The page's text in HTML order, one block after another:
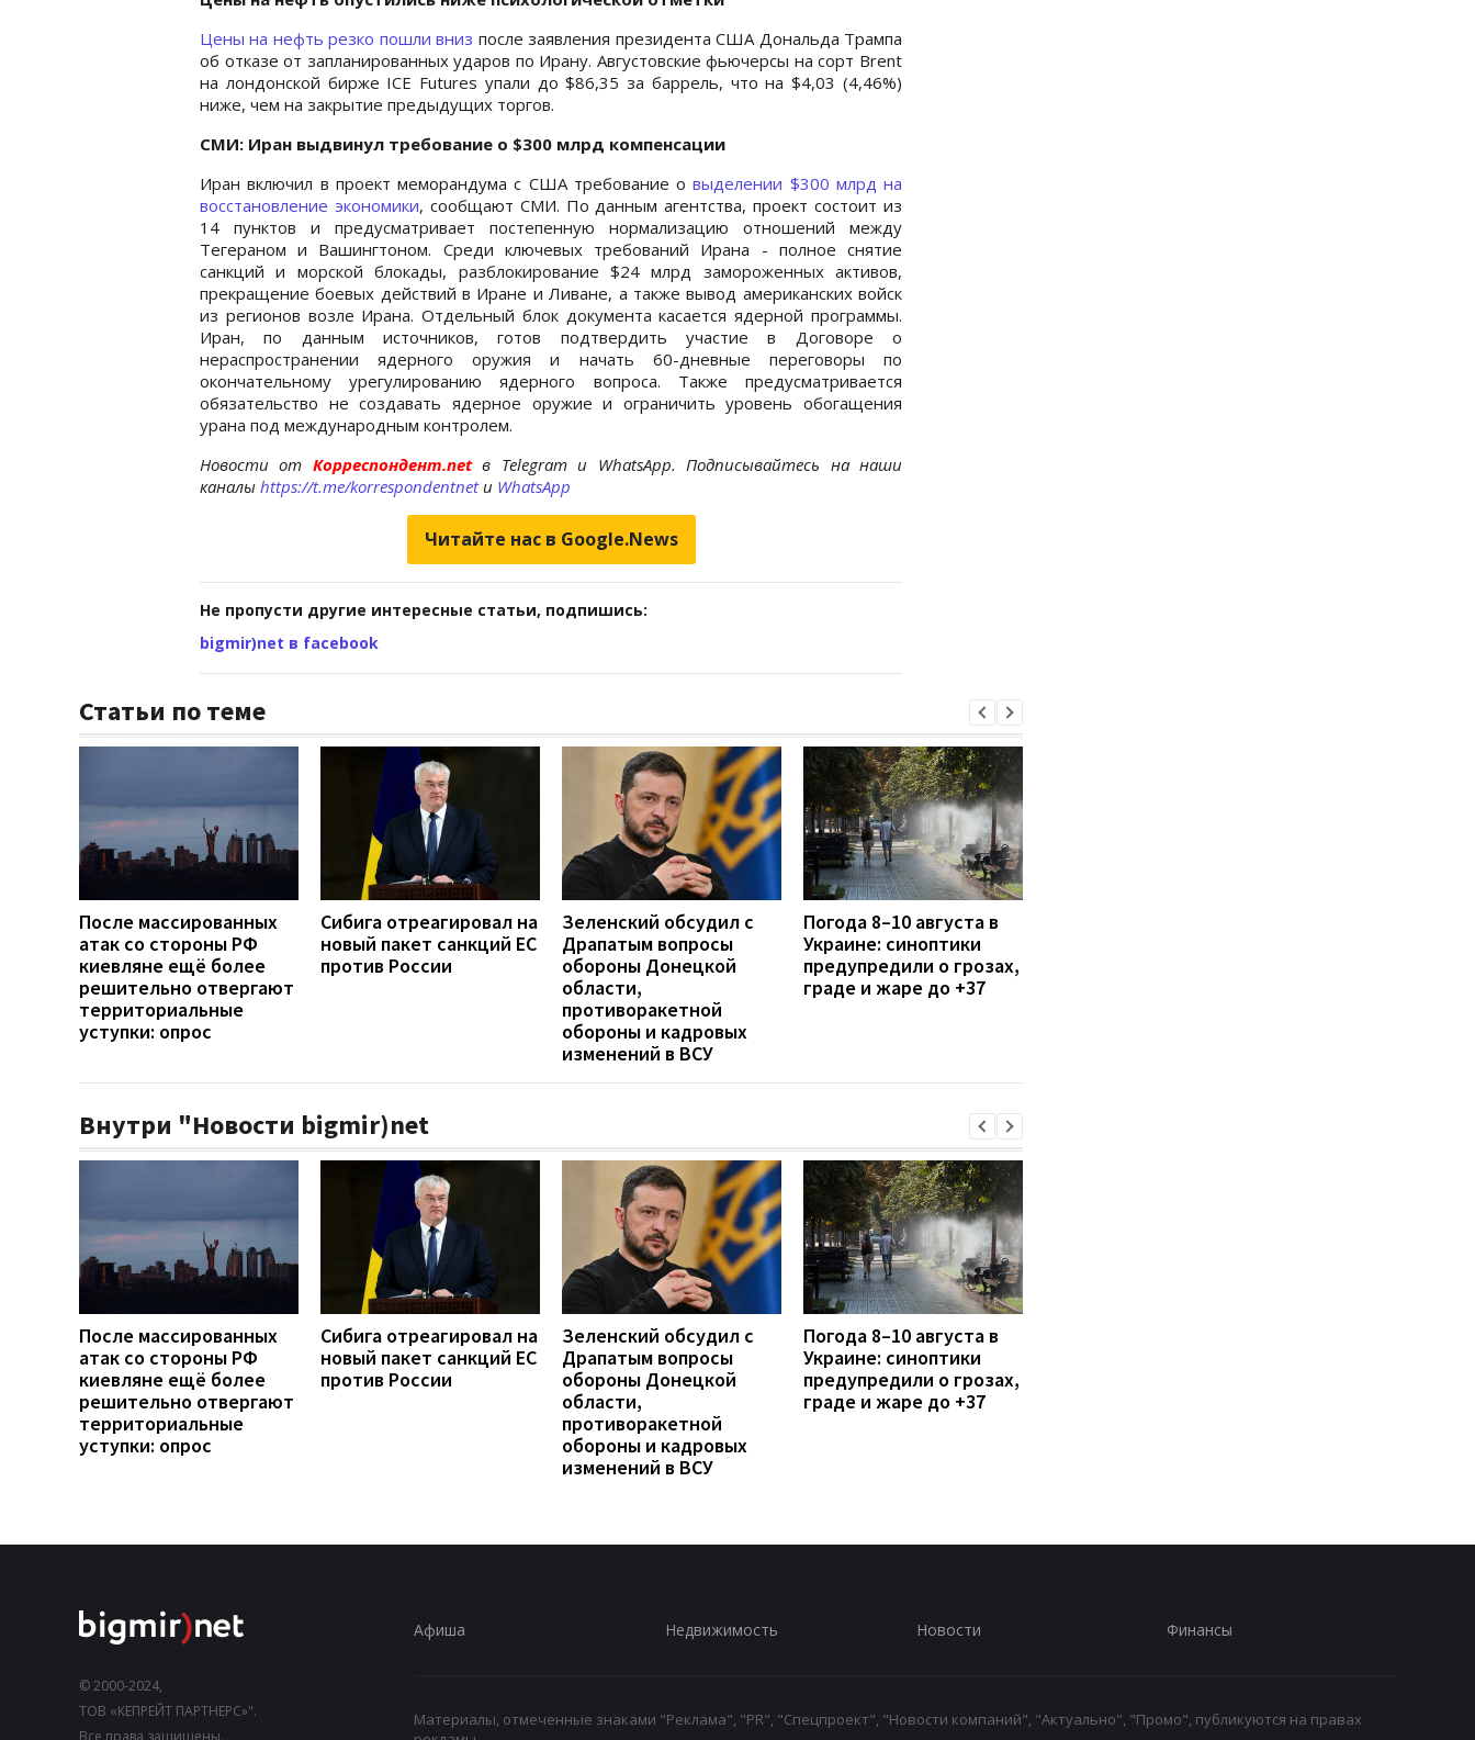
Цены на нефть резко пошли вниз после заявления президента США Дональда Трампа
об отказе от запланированных ударов по Ирану. Августовские фьючерсы на сорт Brent
на лондонской бирже ICE Futures упали до $86,35 за баррель, что на $4,03 (4,46%)
ниже, чем на закрытие предыдущих торгов.
СМИ: Иран выдвинул требование о $300 млрд компенсации
Иран включил в проект меморандума с США требование овыделении $300 млрд на
восстановление экономики, сообщают СМИ. По данным агентства, проект состоит из
14 пунктов и предусматривает постепенную нормализацию отношений между
Тегераном и Вашингтоном. Среди ключевых требований Ирана - полное снятие
санкций и морской блокады, разблокирование $24 млрд замороженных активов,
прекращение боевых действий в Иране и Ливане, а также вывод американских войск
из регионов возле Ирана. Отдельный блок документа касается ядерной программы.
Иран, по данным источников, готов подтвердить участие в Договоре о
нераспространении ядерного оружия и начать 60-дневные переговоры по
окончательному урегулированию ядерного вопроса. Также предусматривается
обязательство не создавать ядерное оружие и ограничить уровень обогащения
урана под международным контролем.
Новости от Корреспондент.netв Telegram и WhatsApp. Подписывайтесь на наши
каналы https://t.me/korrespondentnetи WhatsApp
Читайте нас в Google.News
Не пропусти другие интересные статьи, подпишись:
bigmir)net в facebook
Статьи по теме
После массированных
атак со стороны РФ
киевляне ещё более
решительно отвергают
территориальные
уступки: опрос
Сибига отреагировал на
новый пакет санкций ЕС
против России
Зеленский обсудил с
Драпатым вопросы
обороны Донецкой
области,
противоракетной
обороны и кадровых
изменений в ВСУ
Погода 8–10 августа в
Украине: синоптики
предупредили о грозах,
граде и жаре до +37
Внутри "Новости bigmir)net
После массированных
атак со стороны РФ
киевляне ещё более
решительно отвергают
территориальные
уступки: опрос
Сибига отреагировал на
новый пакет санкций ЕС
против России
Зеленский обсудил с
Драпатым вопросы
обороны Донецкой
области,
противоракетной
обороны и кадровых
изменений в ВСУ
Погода 8–10 августа в
Украине: синоптики
предупредили о грозах,
граде и жаре до +37
© 2000-2024,
ТОВ «КЕПРЕЙТ ПАРТНЕРС»".
Все права защищены.
Афиша Недвижимость Новости Финансы
Материалы, отмеченные знаками "Реклама", "PR", "Спецпроект", "Новости компаний", "Актуально", "Промо", публикуются на правах